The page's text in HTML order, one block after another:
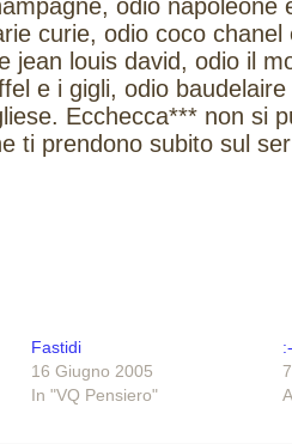
odio napoleone
curie, odio coco chanel
jean louis david, odio il
e i gigli, odio
Ecchecca*** non si
ti prendono subito sul
Fastidi
16 Giugno 2005
In "VQ Pensiero"